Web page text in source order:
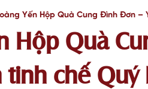
Yến Hộp Quà Cung Đình Đơn –
Hộp Quà
chế Quý